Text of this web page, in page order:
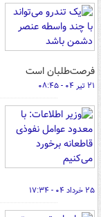
فرصت‌طلبان است
۲۱ تیر ۰۴ - ۰۸:۴۵
۲۵ خرداد ۰۴ - ۱۷:۳۴